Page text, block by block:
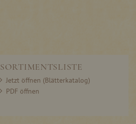
SORTIMENTSLISTE
Jetzt öffnen (Blätterkatalog)
PDF öffnen